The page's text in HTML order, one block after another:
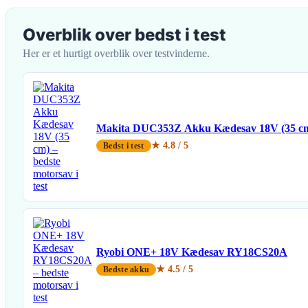
Overblik over bedst i test
Her er et hurtigt overblik over testvinderne.
Makita DUC353Z Akku Kædesav 18V (35
Bedst i test ★ 4.8 / 5
Ryobi ONE+ 18V Kædesav RY18CS20A
Bedste akku ★ 4.5 / 5